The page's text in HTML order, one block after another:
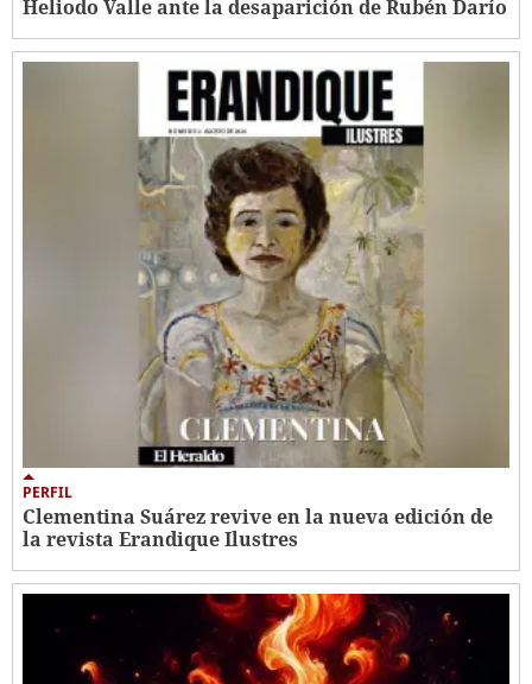
Heliodo Valle ante la desaparición de Rubén Darío
PERFIL
Clementina Suárez revive en la nueva edición de
la revista Erandique Ilustres